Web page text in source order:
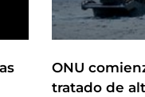
ONU
tratado de